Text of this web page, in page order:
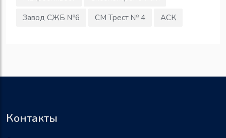
Завод СЖБ №6
СМ Трест № 4 АСК
Контакты